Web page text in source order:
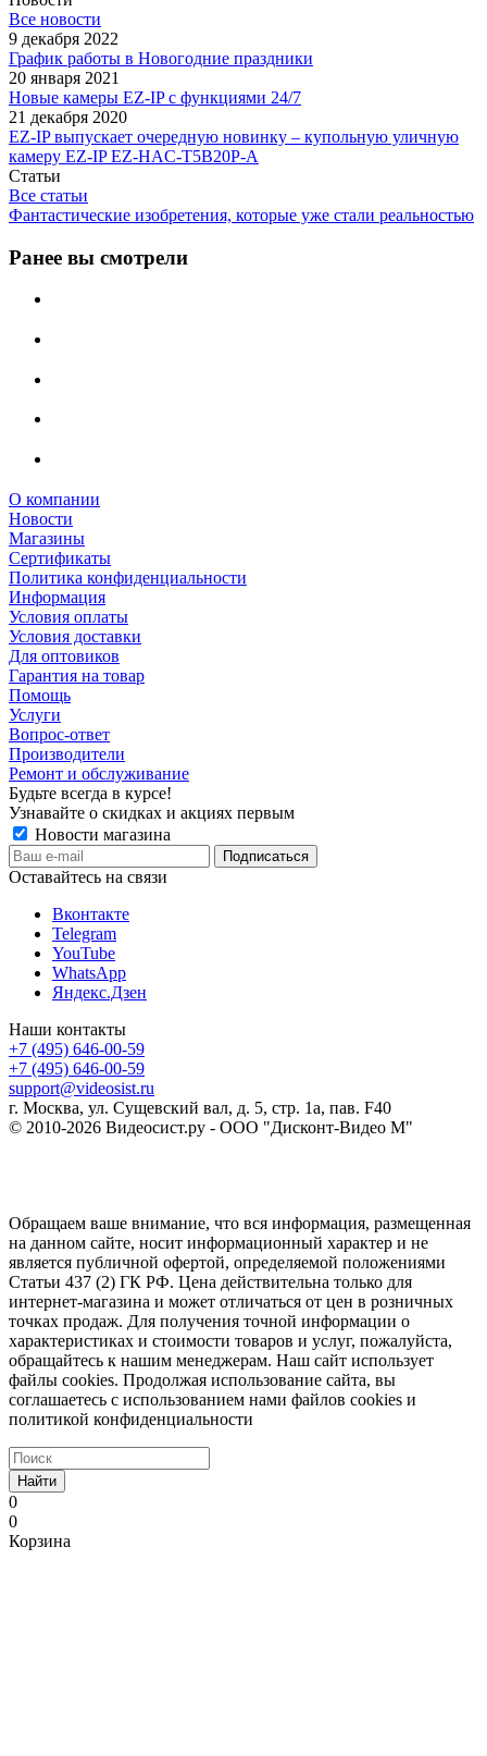
Все новости
9 декабря 2022
График работы в Новогодние праздники
20 января 2021
Новые камеры EZ-IP с функциями 24/7
21 декабря 2020
EZ-IP выпускает очередную новинку – купольную уличную
камеру EZ-IP EZ-HAC-T5B20P-A
Статьи
Все статьи
Фантастические изобретения, которые уже стали реальностью
Ранее вы смотрели
О компании
Новости
Магазины
Сертификаты
Политика конфиденциальности
Информация
Условия оплаты
Условия доставки
Для оптовиков
Гарантия на товар
Помощь
Услуги
Вопрос-ответ
Производители
Ремонт и обслуживание
Будьте всегда в курсе!
Узнавайте о скидках и акциях первым
Новости магазина
Оставайтесь на связи
Вконтакте
Telegram
YouTube
WhatsApp
Яндекс.Дзен
Наши контакты
+7 (495) 646-00-59
+7 (495) 646-00-59
support@videosist.ru
г. Москва, ул. Сущевский вал, д. 5, стр. 1а, пав. F40
© 2010-2026 Видеосист.ру - ООО "Дисконт-Видео М"
Обращаем ваше внимание, что вся информация, размещенная
на данном сайте, носит информационный характер и не
является публичной офертой, определяемой положениями
Статьи 437 (2) ГК РФ. Цена действительна только для
интернет-магазина и может отличаться от цен в розничных
точках продаж. Для получения точной информации о
характеристиках и стоимости товаров и услуг, пожалуйста,
обращайтесь к нашим менеджерам. Наш сайт использует
файлы cookies. Продолжая использование сайта, вы
соглашаетесь с использованием нами файлов cookies и
политикой конфиденциальности
Найти
0
0
Корзина